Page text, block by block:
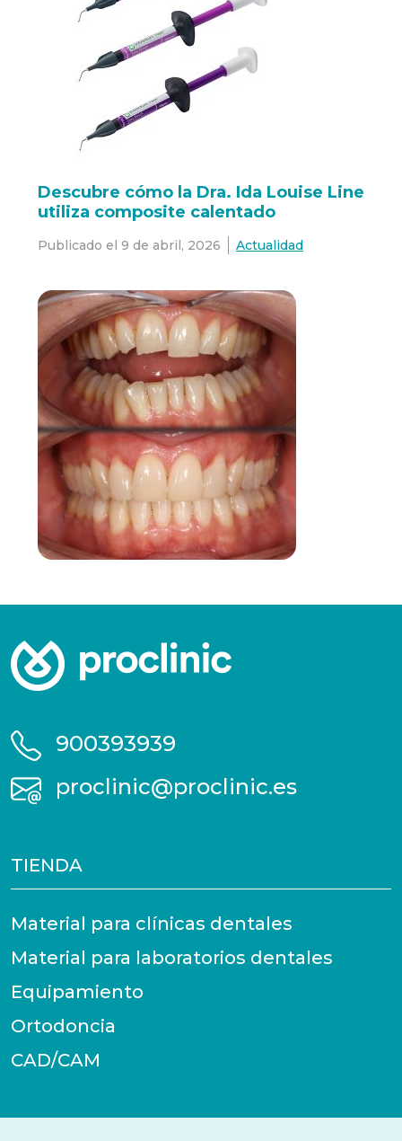
Descubre cómo la Dra. Ida Louise Line
utiliza composite calentado
Publicado el 9 de abril, 2026 Actualidad
900393939
proclinic@proclinic.es
TIENDA
Material para clínicas dentales
Material para laboratorios dentales
Equipamiento
Ortodoncia
CAD/CAM